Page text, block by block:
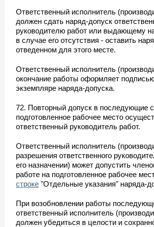
Ответственный исполнитель
должен сдать наряд-допуск
руководителю работ или выдающему
в случае его отсутствия - оставить
отведенном для этого месте.
Ответственный исполнитель
окончание работы оформляет
экземпляре наряда-допуска.
72. Повторный допуск в последующие
подготовленное рабочее место
ответственный руководитель работ.
Ответственный исполнитель
разрешения ответственного
его назначении) может допустить
работе на подготовленное рабочее
строке "Отдельные указания" наряда-
При возобновлении работы
ответственный исполнитель
должен убедиться в целости и